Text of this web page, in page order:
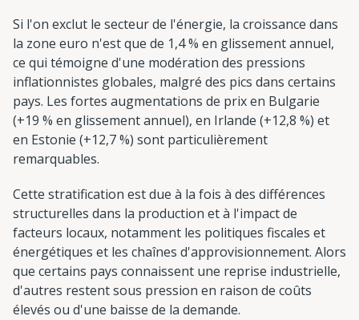
Si l'on exclut le secteur de l'énergie, la croissance dans
la zone euro n'est que de 1,4 % en glissement annuel,
ce qui témoigne d'une modération des pressions
inflationnistes globales, malgré des pics dans certains
pays. Les fortes augmentations de prix en Bulgarie
(+19 % en glissement annuel), en Irlande (+12,8 %) et
en Estonie (+12,7 %) sont particulièrement
remarquables.
Cette stratification est due à la fois à des différences
structurelles dans la production et à l'impact de
facteurs locaux, notamment les politiques fiscales et
énergétiques et les chaînes d'approvisionnement. Alors
que certains pays connaissent une reprise industrielle,
d'autres restent sous pression en raison de coûts
élevés ou d'une baisse de la demande.